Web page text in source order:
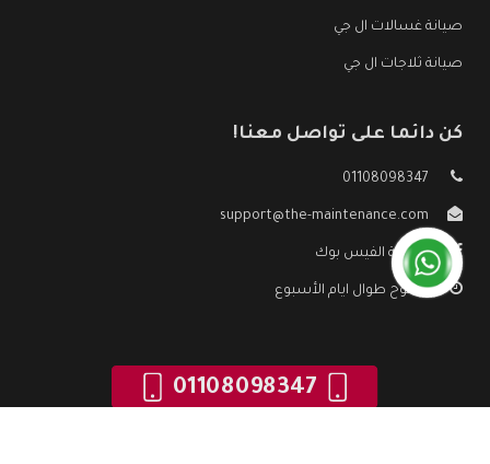
صيانة غسالات ال جي
صيانة ثلاجات ال جي
كن دائما على تواصل معنا!
01108098347
support@the-maintenance.com
صفحة الفيس بوك
مفتوح طوال ايام الأسبوع
01108098347